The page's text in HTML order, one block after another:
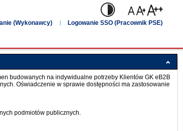
(Wykonawcy) Logowanie SSO (Pracownik PSE)
budowanych na indywidualne potrzeby Klientów GK eB2B
Oświadczenie w sprawie dostępności ma zastosowanie
podmiotów publicznych.